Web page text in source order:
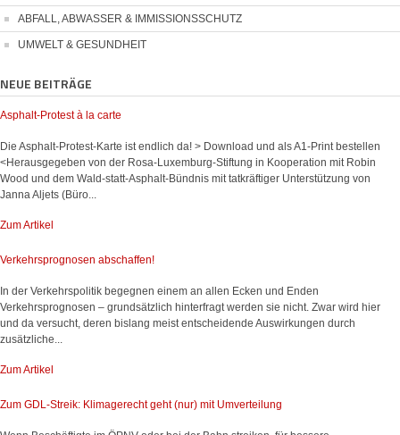
ABFALL, ABWASSER & IMMISSIONSSCHUTZ
UMWELT & GESUNDHEIT
NEUE BEITRÄGE
Asphalt-Protest à la carte
Die Asphalt-Protest-Karte ist endlich da! > Download und als A1-Print bestellen
<Herausgegeben von der Rosa-Luxemburg-Stiftung in Kooperation mit Robin
Wood und dem Wald-statt-Asphalt-Bündnis mit tatkräftiger Unterstützung von
Janna Aljets (Büro...
Zum Artikel
Verkehrsprognosen abschaffen!
In der Verkehrspolitik begegnen einem an allen Ecken und Enden
Verkehrsprognosen – grundsätzlich hinterfragt werden sie nicht. Zwar wird hier
und da versucht, deren bislang meist entscheidende Auswirkungen durch
zusätzliche...
Zum Artikel
Zum GDL-Streik: Klimagerecht geht (nur) mit Umverteilung